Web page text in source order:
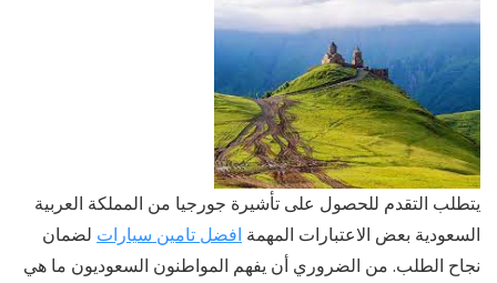
يتطلب التقدم للحصول على تأشيرة جورجيا من المملكة العربية
السعودية بعض الاعتبارات المهمة افضل تامين سيارات لضمان
نجاح الطلب. من الضروري أن يفهم المواطنون السعوديون ما هي